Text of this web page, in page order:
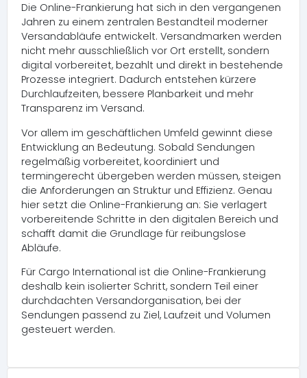
Die Online-Frankierung hat sich in den vergangenen
Jahren zu einem zentralen Bestandteil moderner
Versandabläufe entwickelt. Versandmarken werden
nicht mehr ausschließlich vor Ort erstellt, sondern
digital vorbereitet, bezahlt und direkt in bestehende
Prozesse integriert. Dadurch entstehen kürzere
Durchlaufzeiten, bessere Planbarkeit und mehr
Transparenz im Versand.
Vor allem im geschäftlichen Umfeld gewinnt diese
Entwicklung an Bedeutung. Sobald Sendungen
regelmäßig vorbereitet, koordiniert und
termingerecht übergeben werden müssen, steigen
die Anforderungen an Struktur und Effizienz. Genau
hier setzt die Online-Frankierung an: Sie verlagert
vorbereitende Schritte in den digitalen Bereich und
schafft damit die Grundlage für reibungslose
Abläufe.
Für Cargo International ist die Online-Frankierung
deshalb kein isolierter Schritt, sondern Teil einer
durchdachten Versandorganisation, bei der
Sendungen passend zu Ziel, Laufzeit und Volumen
gesteuert werden.